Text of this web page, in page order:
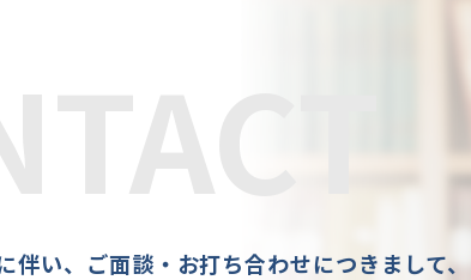
伴い、ご面談・お打ち合わせにつきまして、